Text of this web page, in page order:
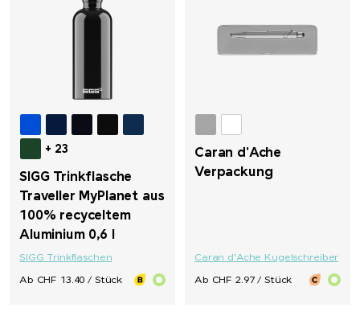
+ 23
SIGG Trinkflasche
Traveller MyPlanet aus
100% recyceltem
Aluminium 0,6 l
SIGG Trinkflaschen
Ab CHF 13.40 / Stück
Caran d'Ache
Verpackung
Caran d'Ache Kugelschreiber
Ab CHF 2.97 / Stück